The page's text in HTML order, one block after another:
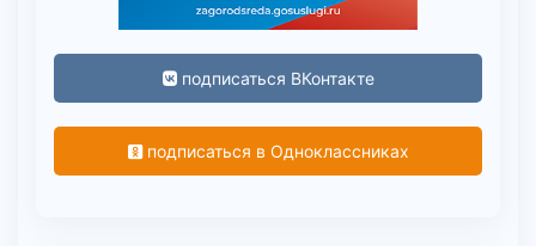
подписаться ВКонтакте
подписаться в Одноклассниках